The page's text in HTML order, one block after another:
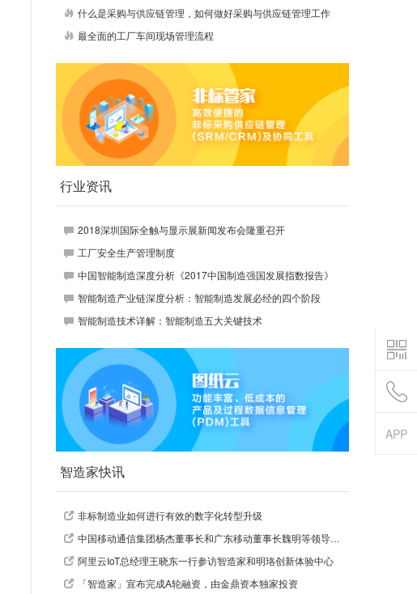
什么是采购与供应链管理，如何做好采购与供应链管理工作
最全面的工厂车间现场管理流程
行业资讯
2018深圳国际全触与显示展新闻发布会隆重召开
工厂安全生产管理制度
中国智能制造深度分析《2017中国制造强国发展指数报告》
智能制造产业链深度分析：智能制造发展必经的四个阶段
智能制造技术详解：智能制造五大关键技术
智造家快讯
非标制造业如何进行有效的数字化转型升级
中国移动通信集团杨杰董事长和广东移动董事长魏明等领导莅临指导
阿里云IoT总经理王晓东一行参访智造家和明珞创新体验中心
「智造家」宣布完成A轮融资，由金鼎资本独家投资
APP